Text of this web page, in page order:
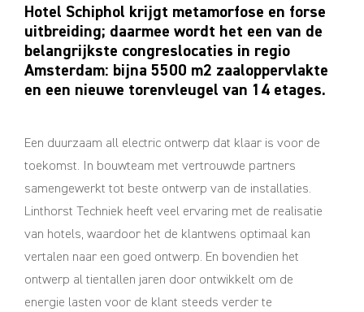
Hotel Schiphol krijgt metamorfose en forse
uitbreiding; daarmee wordt het een van de
belangrijkste congreslocaties in regio
Amsterdam: bijna 5500 m2 zaaloppervlakte
en een nieuwe torenvleugel van 14 etages.
Een duurzaam all electric ontwerp dat klaar is voor de
toekomst. In bouwteam met vertrouwde partners
samengewerkt tot beste ontwerp van de installaties.
Linthorst Techniek heeft veel ervaring met de realisatie
van hotels, waardoor het de klantwens optimaal kan
vertalen naar een goed ontwerp. En bovendien het
ontwerp al tientallen jaren door ontwikkelt om de
energie lasten voor de klant steeds verder te